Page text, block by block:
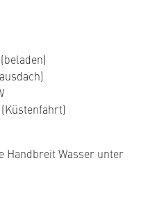
Handbreit Wasser unter